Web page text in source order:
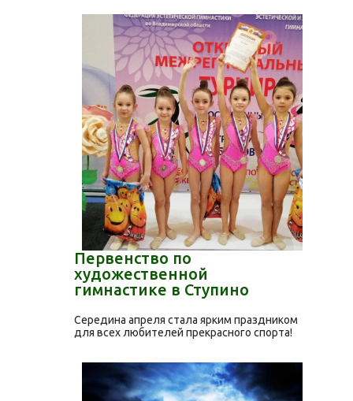
Первенство по
художественной
гимнастике в Ступино
Середина апреля стала ярким праздником
для всех любителей прекрасного спорта!